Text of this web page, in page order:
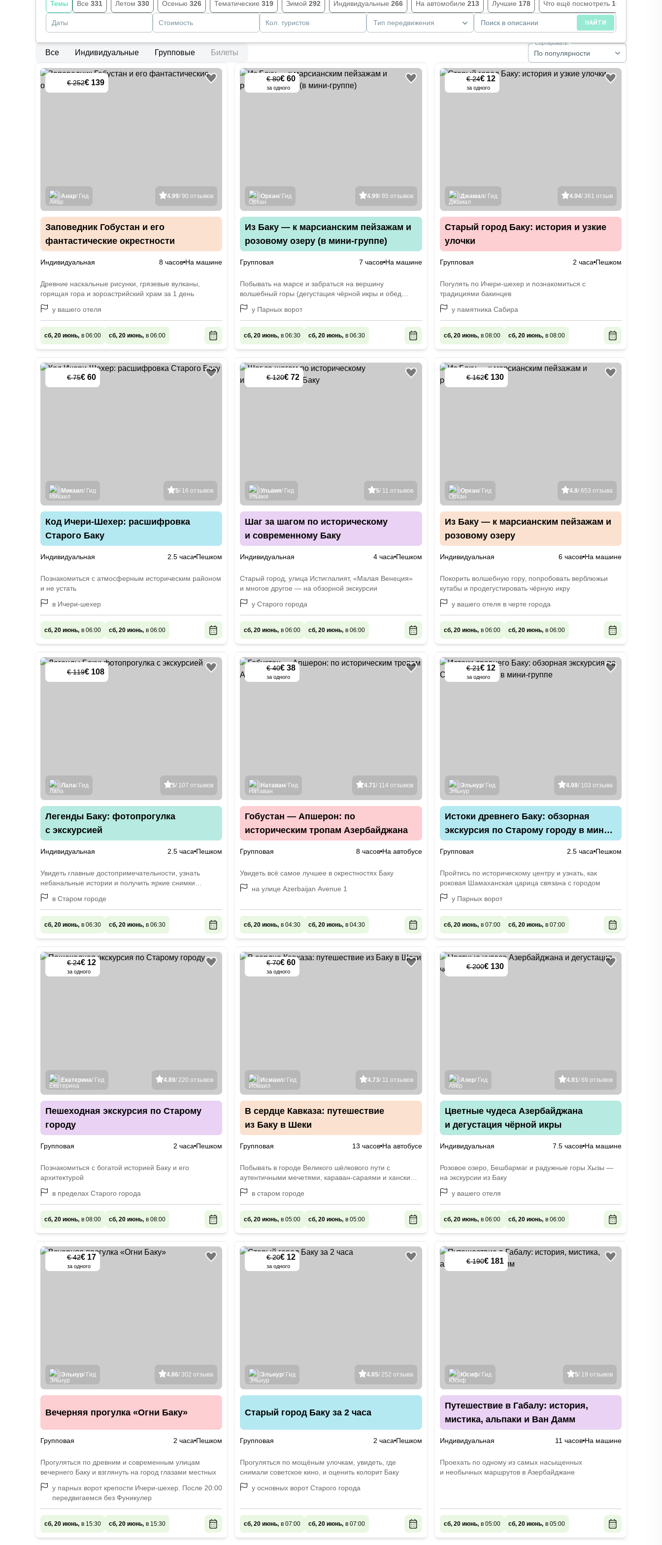
Темы Все 331 Летом 330 Осенью 326 Тематические 319 Зимой 292 Индивидуальные 266 На автомобиле 213 Лучшие 178 Что ещё посмотреть 164
Даты Стоимость Кол. туристов Тип передвижения Поиск в описании НАЙТИ
Все Индивидуальные Групповые Билеты По популярности
Сортировать:
€ 252€ 139
4.99/ 90 отзывов
Анар/ Гид
Заповедник Гобустан и его
фантастические окрестности
Индивидуальная 8 часов На машине
Древние наскальные рисунки, грязевые вулканы,
горящая гора и зороастрийский храм за 1 день
у вашего отеля
сб, 20 июнь, в 06:00 сб, 20 июнь, в 06:00
€ 80€ 60
за одного
4.99/ 85 отзывов
Орхан/ Гид
Из Баку — к марсианским пейзажам и
розовому озеру (в мини-группе)
Групповая 7 часов На машине
Побывать на марсе и забраться на вершину
волшебный горы (дегустация чёрной икры и обед
включены)
у Парных ворот
сб, 20 июнь, в 06:30 сб, 20 июнь, в 06:30
€ 24€ 12
за одного
4.94/ 361 отзыв
Джамал/ Гид
Старый город Баку: история и узкие
улочки
Групповая 2 часа Пешком
Погулять по Ичери-шехер и познакомиться с
традициями бакинцев
у памятника Сабира
сб, 20 июнь, в 08:00 сб, 20 июнь, в 08:00
€ 75€ 60
5/ 16 отзывов
Микаил/ Гид
Код Ичери-Шехер: расшифровка
Старого Баку
Индивидуальная 2.5 часа Пешком
Познакомиться с атмосферным историческим районом
и не устать
в Ичери-шехер
сб, 20 июнь, в 06:00 сб, 20 июнь, в 06:00
€ 120€ 72
5/ 11 отзывов
Ульвия/ Гид
Шаг за шагом по историческому
и современному Баку
Индивидуальная 4 часа Пешком
Старый город, улица Истиглалият, «Малая Венеция»
и многое другое — на обзорной экскурсии
у Старого города
сб, 20 июнь, в 06:00 сб, 20 июнь, в 06:00
€ 162€ 130
4.9/ 653 отзыва
Орхан/ Гид
Из Баку — к марсианским пейзажам и
розовому озеру
Индивидуальная 6 часов На машине
Покорить волшебную гору, попробовать верблюжьи
кутабы и продегустировать чёрную икру
у вашего отеля в черте города
сб, 20 июнь, в 06:00 сб, 20 июнь, в 06:00
€ 119€ 108
5/ 107 отзывов
Лала/ Гид
Легенды Баку: фотопрогулка
с экскурсией
Индивидуальная 2.5 часа Пешком
Увидеть главные достопримечательности, узнать
небанальные истории и получить яркие снимки
на память
в Старом городе
сб, 20 июнь, в 06:30 сб, 20 июнь, в 06:30
€ 40€ 38
за одного
4.71/ 114 отзывов
Натаван/ Гид
Гобустан — Апшерон: по
историческим тропам Азербайджана
Групповая 8 часов На автобусе
Увидеть всё самое лучшее в окрестностях Баку
на улице Azerbaijan Avenue 1
сб, 20 июнь, в 04:30 сб, 20 июнь, в 04:30
€ 21€ 12
за одного
4.98/ 103 отзыва
Эльнур/ Гид
Истоки древнего Баку: обзорная
экскурсия по Старому городу в мини-
Групповая 2.5 часа Пешком
Пройтись по историческому центру и узнать, как
роковая Шамаханская царица связана с городом
у Парных ворот
сб, 20 июнь, в 07:00 сб, 20 июнь, в 07:00
€ 24€ 12
за одного
4.89/ 220 отзывов
Екатерина/ Гид
Пешеходная экскурсия по Старому
городу
Групповая 2 часа Пешком
Познакомиться с богатой историей Баку и его
архитектурой
в пределах Старого города
сб, 20 июнь, в 08:00 сб, 20 июнь, в 08:00
€ 70€ 60
за одного
4.73/ 11 отзывов
Исмаил/ Гид
В сердце Кавказа: путешествие
из Баку в Шеки
Групповая 13 часов На автобусе
Побывать в городе Великого шёлкового пути с
аутентичными мечетями, караван-сараями и ханским
дворцом
в старом городе
сб, 20 июнь, в 05:00 сб, 20 июнь, в 05:00
€ 200€ 130
4.91/ 69 отзывов
Азер/ Гид
Цветные чудеса Азербайджана
и дегустация чёрной икры
Индивидуальная 7.5 часов На машине
Розовое озеро, Бешбармаг и радужные горы Хызы —
на экскурсии из Баку
у вашего отеля
сб, 20 июнь, в 06:00 сб, 20 июнь, в 06:00
€ 42€ 17
за одного
4.86/ 302 отзыва
Эльнур/ Гид
Вечерняя прогулка «Огни Баку»
Групповая 2 часа Пешком
Прогуляться по древним и современным улицам
вечернего Баку и взглянуть на город глазами местных
у парных ворот крепости Ичери-шехер. После 20:00
передвигаемся без Фуникулер
сб, 20 июнь, в 15:30 сб, 20 июнь, в 15:30
€ 20€ 12
за одного
4.85/ 252 отзыва
Эльнур/ Гид
Старый город Баку за 2 часа
Групповая 2 часа Пешком
Прогуляться по мощёным улочкам, увидеть, где
снимали советское кино, и оценить колорит Баку
у основных ворот Старого города
сб, 20 июнь, в 07:00 сб, 20 июнь, в 07:00
€ 190€ 181
5/ 19 отзывов
Юсиф/ Гид
Путешествие в Габалу: история,
мистика, альпаки и Ван Дамм
Индивидуальная 11 часов На машине
Проехать по одному из самых насыщенных
и необычных маршрутов в Азербайджане
сб, 20 июнь, в 05:00 сб, 20 июнь, в 05:00